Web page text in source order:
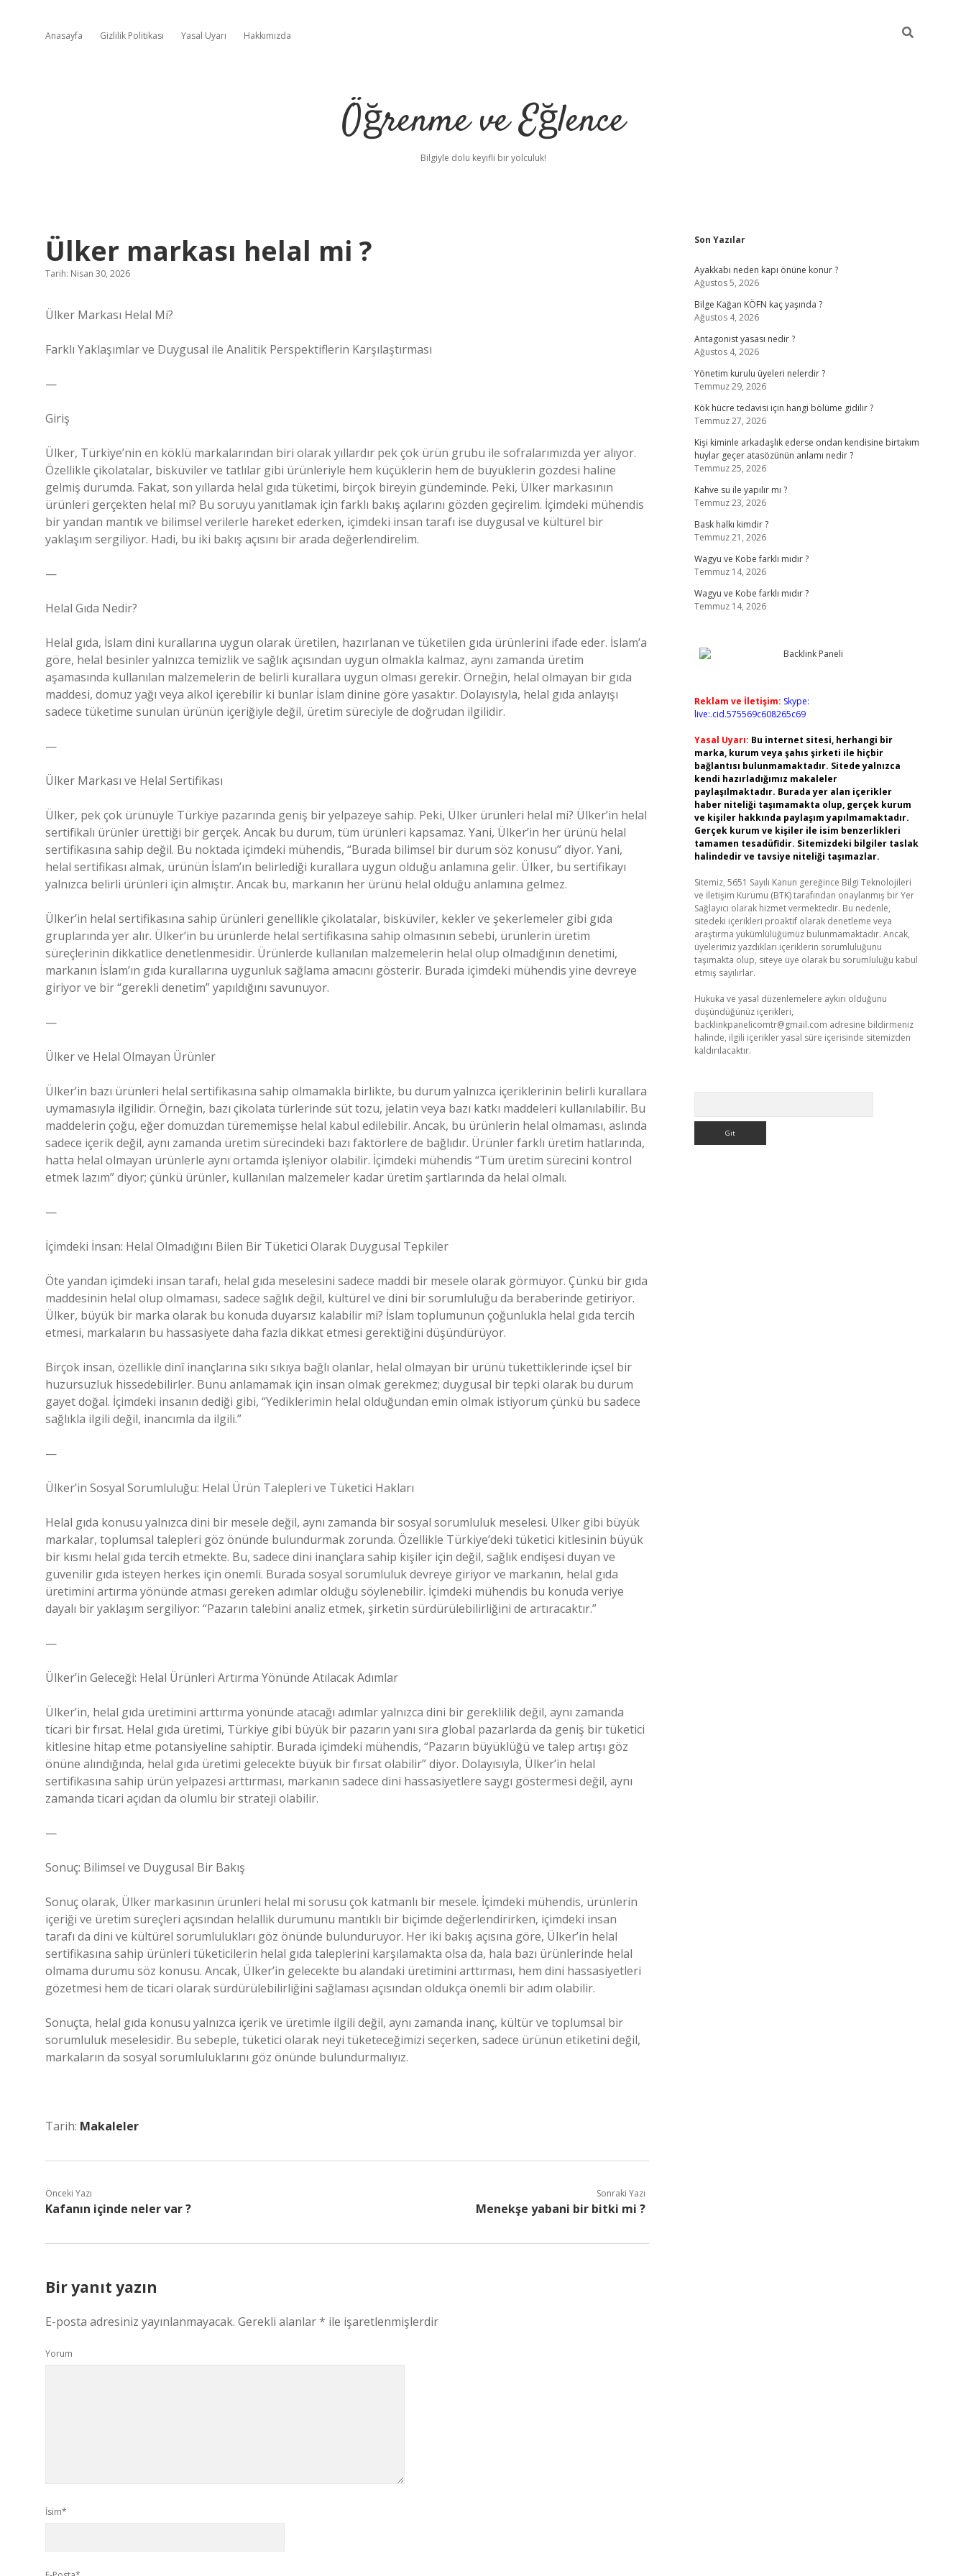
Anasayfa Gizlilik Politikası Yasal Uyarı Hakkımızda
Öğrenme ve Eğlence
Bilgiyle dolu keyifli bir yolculuk!
Ülker markası helal mi ?
Tarih: Nisan 30, 2026
Ülker Markası Helal Mi?
Farklı Yaklaşımlar ve Duygusal ile Analitik Perspektiflerin Karşılaştırması
—
Giriş
Ülker, Türkiye’nin en köklü markalarından biri olarak yıllardır pek çok ürün grubu ile sofralarımızda yer alıyor.
Özellikle çikolatalar, bisküviler ve tatlılar gibi ürünleriyle hem küçüklerin hem de büyüklerin gözdesi haline
gelmiş durumda. Fakat, son yıllarda helal gıda tüketimi, birçok bireyin gündeminde. Peki, Ülker markasının
ürünleri gerçekten helal mi? Bu soruyu yanıtlamak için farklı bakış açılarını gözden geçirelim. İçimdeki mühendis
bir yandan mantık ve bilimsel verilerle hareket ederken, içimdeki insan tarafı ise duygusal ve kültürel bir
yaklaşım sergiliyor. Hadi, bu iki bakış açısını bir arada değerlendirelim.
—
Helal Gıda Nedir?
Helal gıda, İslam dini kurallarına uygun olarak üretilen, hazırlanan ve tüketilen gıda ürünlerini ifade eder. İslam’a
göre, helal besinler yalnızca temizlik ve sağlık açısından uygun olmakla kalmaz, aynı zamanda üretim
aşamasında kullanılan malzemelerin de belirli kurallara uygun olması gerekir. Örneğin, helal olmayan bir gıda
maddesi, domuz yağı veya alkol içerebilir ki bunlar İslam dinine göre yasaktır. Dolayısıyla, helal gıda anlayışı
sadece tüketime sunulan ürünün içeriğiyle değil, üretim süreciyle de doğrudan ilgilidir.
—
Ülker Markası ve Helal Sertifikası
Ülker, pek çok ürünüyle Türkiye pazarında geniş bir yelpazeye sahip. Peki, Ülker ürünleri helal mi? Ülker’in helal
sertifikalı ürünler ürettiği bir gerçek. Ancak bu durum, tüm ürünleri kapsamaz. Yani, Ülker’in her ürünü helal
sertifikasına sahip değil. Bu noktada içimdeki mühendis, “Burada bilimsel bir durum söz konusu” diyor. Yani,
helal sertifikası almak, ürünün İslam’ın belirlediği kurallara uygun olduğu anlamına gelir. Ülker, bu sertifikayı
yalnızca belirli ürünleri için almıştır. Ancak bu, markanın her ürünü helal olduğu anlamına gelmez.
Ülker’in helal sertifikasına sahip ürünleri genellikle çikolatalar, bisküviler, kekler ve şekerlemeler gibi gıda
gruplarında yer alır. Ülker’in bu ürünlerde helal sertifikasına sahip olmasının sebebi, ürünlerin üretim
süreçlerinin dikkatlice denetlenmesidir. Ürünlerde kullanılan malzemelerin helal olup olmadığının denetimi,
markanın İslam’ın gıda kurallarına uygunluk sağlama amacını gösterir. Burada içimdeki mühendis yine devreye
giriyor ve bir “gerekli denetim” yapıldığını savunuyor.
—
Ülker ve Helal Olmayan Ürünler
Ülker’in bazı ürünleri helal sertifikasına sahip olmamakla birlikte, bu durum yalnızca içeriklerinin belirli kurallara
uymamasıyla ilgilidir. Örneğin, bazı çikolata türlerinde süt tozu, jelatin veya bazı katkı maddeleri kullanılabilir. Bu
maddelerin çoğu, eğer domuzdan türememişse helal kabul edilebilir. Ancak, bu ürünlerin helal olmaması, aslında
sadece içerik değil, aynı zamanda üretim sürecindeki bazı faktörlere de bağlıdır. Ürünler farklı üretim hatlarında,
hatta helal olmayan ürünlerle aynı ortamda işleniyor olabilir. İçimdeki mühendis “Tüm üretim sürecini kontrol
etmek lazım” diyor; çünkü ürünler, kullanılan malzemeler kadar üretim şartlarında da helal olmalı.
—
İçimdeki İnsan: Helal Olmadığını Bilen Bir Tüketici Olarak Duygusal Tepkiler
Öte yandan içimdeki insan tarafı, helal gıda meselesini sadece maddi bir mesele olarak görmüyor. Çünkü bir gıda
maddesinin helal olup olmaması, sadece sağlık değil, kültürel ve dini bir sorumluluğu da beraberinde getiriyor.
Ülker, büyük bir marka olarak bu konuda duyarsız kalabilir mi? İslam toplumunun çoğunlukla helal gıda tercih
etmesi, markaların bu hassasiyete daha fazla dikkat etmesi gerektiğini düşündürüyor.
Birçok insan, özellikle dinî inançlarına sıkı sıkıya bağlı olanlar, helal olmayan bir ürünü tükettiklerinde içsel bir
huzursuzluk hissedebilirler. Bunu anlamamak için insan olmak gerekmez; duygusal bir tepki olarak bu durum
gayet doğal. İçimdeki insanın dediği gibi, “Yediklerimin helal olduğundan emin olmak istiyorum çünkü bu sadece
sağlıkla ilgili değil, inancımla da ilgili.”
—
Ülker’in Sosyal Sorumluluğu: Helal Ürün Talepleri ve Tüketici Hakları
Helal gıda konusu yalnızca dini bir mesele değil, aynı zamanda bir sosyal sorumluluk meselesi. Ülker gibi büyük
markalar, toplumsal talepleri göz önünde bulundurmak zorunda. Özellikle Türkiye’deki tüketici kitlesinin büyük
bir kısmı helal gıda tercih etmekte. Bu, sadece dini inançlara sahip kişiler için değil, sağlık endişesi duyan ve
güvenilir gıda isteyen herkes için önemli. Burada sosyal sorumluluk devreye giriyor ve markanın, helal gıda
üretimini artırma yönünde atması gereken adımlar olduğu söylenebilir. İçimdeki mühendis bu konuda veriye
dayalı bir yaklaşım sergiliyor: “Pazarın talebini analiz etmek, şirketin sürdürülebilirliğini de artıracaktır.”
—
Ülker’in Geleceği: Helal Ürünleri Artırma Yönünde Atılacak Adımlar
Ülker’in, helal gıda üretimini arttırma yönünde atacağı adımlar yalnızca dini bir gereklilik değil, aynı zamanda
ticari bir fırsat. Helal gıda üretimi, Türkiye gibi büyük bir pazarın yanı sıra global pazarlarda da geniş bir tüketici
kitlesine hitap etme potansiyeline sahiptir. Burada içimdeki mühendis, “Pazarın büyüklüğü ve talep artışı göz
önüne alındığında, helal gıda üretimi gelecekte büyük bir fırsat olabilir” diyor. Dolayısıyla, Ülker’in helal
sertifikasına sahip ürün yelpazesi arttırması, markanın sadece dini hassasiyetlere saygı göstermesi değil, aynı
zamanda ticari açıdan da olumlu bir strateji olabilir.
—
Sonuç: Bilimsel ve Duygusal Bir Bakış
Sonuç olarak, Ülker markasının ürünleri helal mi sorusu çok katmanlı bir mesele. İçimdeki mühendis, ürünlerin
içeriği ve üretim süreçleri açısından helallik durumunu mantıklı bir biçimde değerlendirirken, içimdeki insan
tarafı da dini ve kültürel sorumlulukları göz önünde bulunduruyor. Her iki bakış açısına göre, Ülker’in helal
sertifikasına sahip ürünleri tüketicilerin helal gıda taleplerini karşılamakta olsa da, hala bazı ürünlerinde helal
olmama durumu söz konusu. Ancak, Ülker’in gelecekte bu alandaki üretimini arttırması, hem dini hassasiyetleri
gözetmesi hem de ticari olarak sürdürülebilirliğini sağlaması açısından oldukça önemli bir adım olabilir.
Sonuçta, helal gıda konusu yalnızca içerik ve üretimle ilgili değil, aynı zamanda inanç, kültür ve toplumsal bir
sorumluluk meselesidir. Bu sebeple, tüketici olarak neyi tüketeceğimizi seçerken, sadece ürünün etiketini değil,
markaların da sosyal sorumluluklarını göz önünde bulundurmalıyız.
Tarih: Makaleler
Önceki Yazı
Kafanın içinde neler var ?
Sonraki Yazı
Menekşe yabani bir bitki mi ?
Bir yanıt yazın
E-posta adresiniz yayınlanmayacak. Gerekli alanlar* ile işaretlenmişlerdir
Yorum
İsim*
Sidebar
Son Yazılar
Ayakkabı neden kapı önüne konur ?
Ağustos 5, 2026
Bilge Kağan KÖFN kaç yaşında ?
Ağustos 4, 2026
Antagonist yasası nedir ?
Ağustos 4, 2026
Yönetim kurulu üyeleri nelerdir ?
Temmuz 29, 2026
Kök hücre tedavisi için hangi bölüme gidilir ?
Temmuz 27, 2026
Kişi kiminle arkadaşlık ederse ondan kendisine birtakım
huylar geçer atasözünün anlamı nedir ?
Temmuz 25, 2026
Kahve su ile yapılır mı ?
Temmuz 23, 2026
Bask halkı kimdir ?
Temmuz 21, 2026
Wagyu ve Kobe farklı mıdır ?
Temmuz 14, 2026
Wagyu ve Kobe farklı mıdır ?
Temmuz 14, 2026
Reklam ve İletişim: Skype:
live:.cid.575569c608265c69
Yasal Uyarı: Bu internet sitesi, herhangi bir
marka, kurum veya şahıs şirketi ile hiçbir
bağlantısı bulunmamaktadır. Sitede yalnızca
kendi hazırladığımız makaleler
paylaşılmaktadır. Burada yer alan içerikler
haber niteliği taşımamakta olup, gerçek kurum
ve kişiler hakkında paylaşım yapılmamaktadır.
Gerçek kurum ve kişiler ile isim benzerlikleri
tamamen tesadüfidir. Sitemizdeki bilgiler taslak
halindedir ve tavsiye niteliği taşımazlar.
Sitemiz, 5651 Sayılı Kanun gereğince Bilgi Teknolojileri
ve İletişim Kurumu (BTK) tarafından onaylanmış bir Yer
Sağlayıcı olarak hizmet vermektedir. Bu nedenle,
sitedeki içerikleri proaktif olarak denetleme veya
araştırma yükümlülüğümüz bulunmamaktadır. Ancak,
üyelerimiz yazdıkları içeriklerin sorumluluğunu
taşımakta olup, siteye üye olarak bu sorumluluğu kabul
etmiş sayılırlar.
Hukuka ve yasal düzenlemelere aykırı olduğunu
düşündüğünüz içerikleri,
backlinkpanelicomtr@gmail.com adresine bildirmeniz
halinde, ilgili içerikler yasal süre içerisinde sitemizden
kaldırılacaktır.